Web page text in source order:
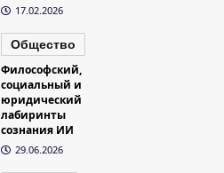
17.02.2026
Общество
Философский,
социальный и
юридический
лабиринты
сознания ИИ
29.06.2026